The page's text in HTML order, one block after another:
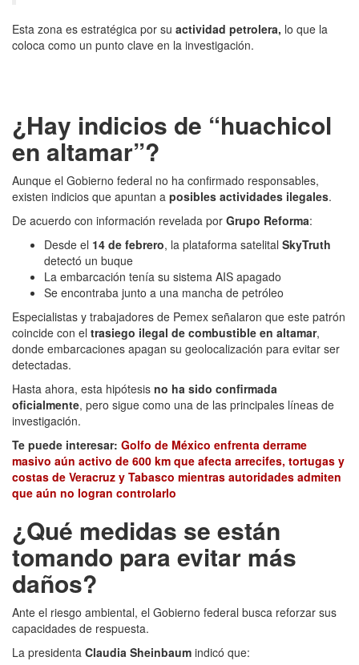
Esta zona es estratégica por su actividad petrolera, lo que la
coloca como un punto clave en la investigación.
¿Hay indicios de “huachicol
en altamar”?
Aunque el Gobierno federal no ha confirmado responsables,
existen indicios que apuntan a posibles actividades ilegales.
De acuerdo con información revelada por Grupo Reforma:
Desde el 14 de febrero, la plataforma satelital SkyTruth
detectó un buque
La embarcación tenía su sistema AIS apagado
Se encontraba junto a una mancha de petróleo
Especialistas y trabajadores de Pemex señalaron que este patrón
coincide con el trasiego ilegal de combustible en altamar,
donde embarcaciones apagan su geolocalización para evitar ser
detectadas.
Hasta ahora, esta hipótesis no ha sido confirmada
oficialmente, pero sigue como una de las principales líneas de
investigación.
Te puede interesar: Golfo de México enfrenta derrame
masivo aún activo de 600 km que afecta arrecifes, tortugas y
costas de Veracruz y Tabasco mientras autoridades admiten
que aún no logran controlarlo
¿Qué medidas se están
tomando para evitar más
daños?
Ante el riesgo ambiental, el Gobierno federal busca reforzar sus
capacidades de respuesta.
La presidenta Claudia Sheinbaum indicó que: